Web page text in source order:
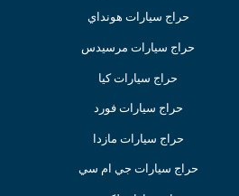
حراج سيارات هونداي
حراج سيارات مرسيدس
حراج سيارات كيا
حراج سيارات فورد
حراج سيارات مازدا
حراج سيارات جي ام سي